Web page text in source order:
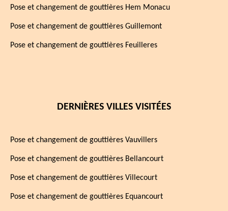
Pose et changement de gouttières Hem Monacu
Pose et changement de gouttières Guillemont
Pose et changement de gouttières Feuilleres
DERNIÈRES VILLES VISITÉES
Pose et changement de gouttières Vauvillers
Pose et changement de gouttières Bellancourt
Pose et changement de gouttières Villecourt
Pose et changement de gouttières Equancourt